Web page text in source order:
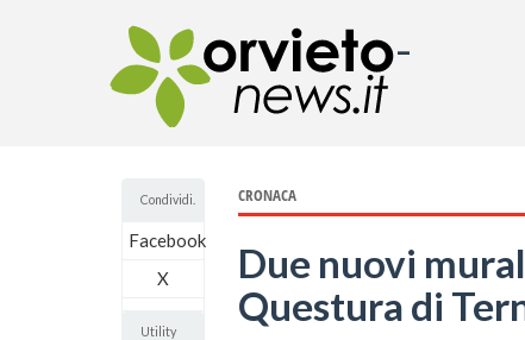
-
Condividi.
Facebook
X
Utility
CRONACA
Due nuovi
Questura di